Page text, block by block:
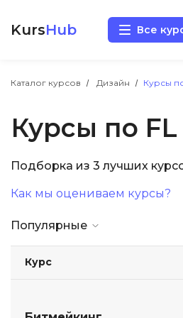
KursHub Все
Каталог курсов Дизайн Курсы
Курсы по
Подборка из 3 лучших
Как мы оцениваем курсы?
Популярные
Курс